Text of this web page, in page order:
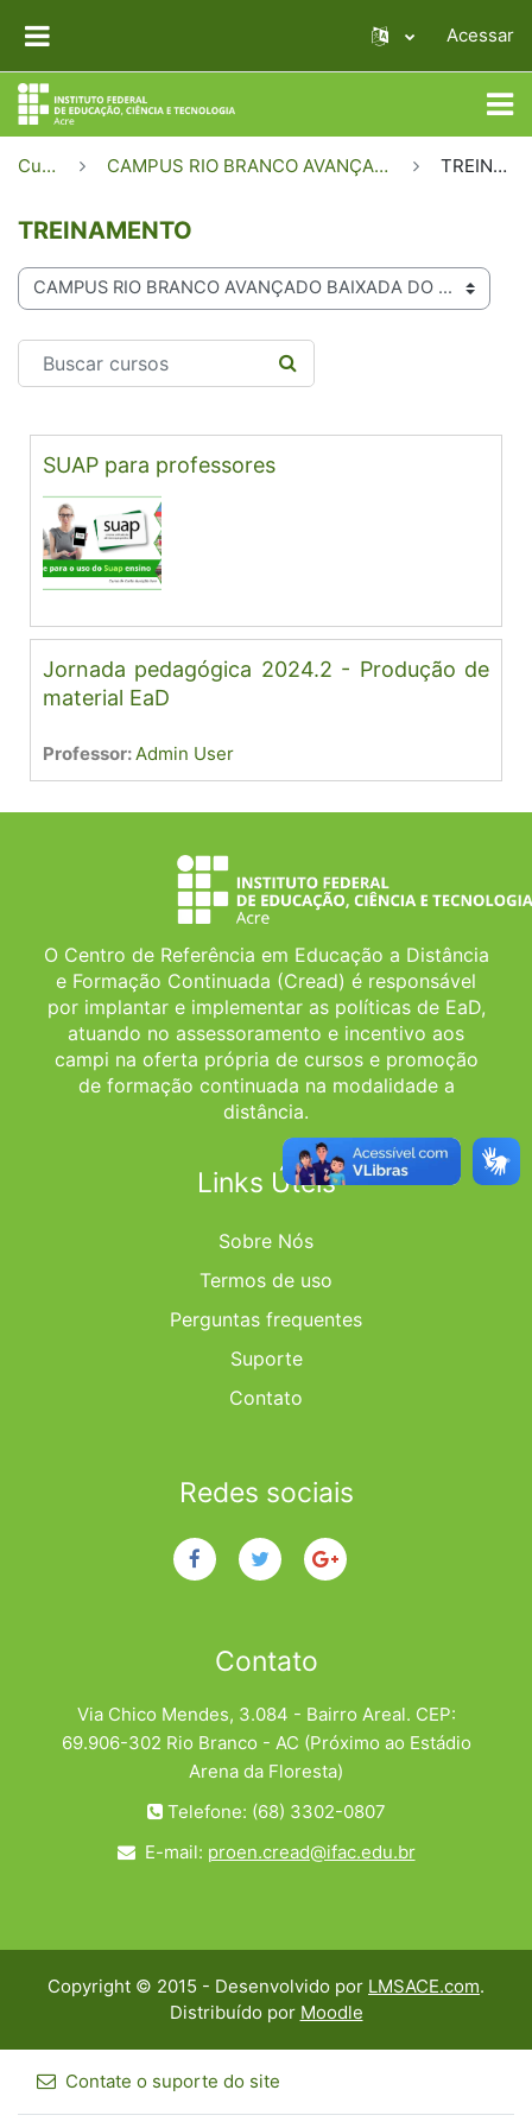
Acessar
Cursos CAMPUS RIO BRANCO AVANÇADO BAIXADA DO SOL TREINAMENTO
TREINAMENTO
Categorias de Cursos
Buscar cursos
BUSCAR CURSOS
SUAP para professores
Jornada pedagógica 2024.2 - Produção de
material EaD
Professor:Admin User
O Centro de Referência em Educação a Distância
e Formação Continuada (Cread) é responsável
por implantar e implementar as políticas de EaD,
atuando no assessoramento e incentivo aos
campi na oferta própria de cursos e promoção
de formação continuada na modalidade a
distância.
Links Úteis
Sobre Nós
Termos de uso
Perguntas frequentes
Suporte
Contato
Redes sociais
Contato
Via Chico Mendes, 3.084 - Bairro Areal. CEP:
69.906-302 Rio Branco - AC (Próximo ao Estádio
Arena da Floresta)
Telefone: (68) 3302-0807
E-mail: proen.cread@ifac.edu.br
Copyright © 2015 - Desenvolvido por LMSACE.com.
Distribuído por Moodle
Contate o suporte do site